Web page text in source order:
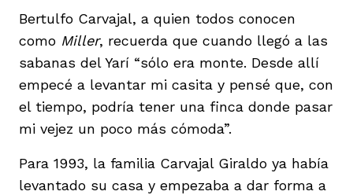
Bertulfo Carvajal, a quien todos conocen
como Miller, recuerda que cuando llegó a las
sabanas del Yarí “sólo era monte. Desde allí
empecé a levantar mi casita y pensé que, con
el tiempo, podría tener una finca donde pasar
mi vejez un poco más cómoda”.
Para 1993, la familia Carvajal Giraldo ya había
levantado su casa y empezaba a dar forma a